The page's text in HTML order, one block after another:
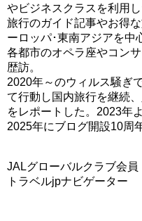
やビジネスクラスを利用
旅行のガイド記事やお得
ーロッパ･東南アジアを中
各都市のオペラ座やコン
歴訪。
2020年～のウィルス騒ぎ
て行動し国内旅行を継続
をレポートした。2023年
2025年にブログ開設10周
JALグローバルクラブ会員
トラベルjpナビゲーター